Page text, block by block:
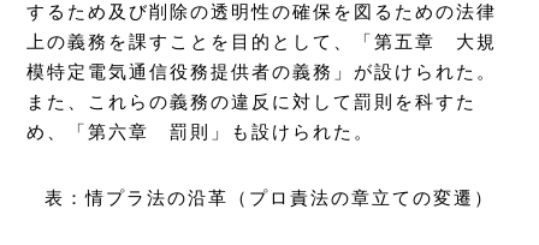
するため及び削除の透明性の確保を図るための法律
上の義務を課すことを目的として、「第五章 大規
模特定電気通信役務提供者の義務」が設けられた。
また、これらの義務の違反に対して罰則を科すた
め、「第六章 罰則」も設けられた。
表：情プラ法の沿革（プロ責法の章立ての変遷）